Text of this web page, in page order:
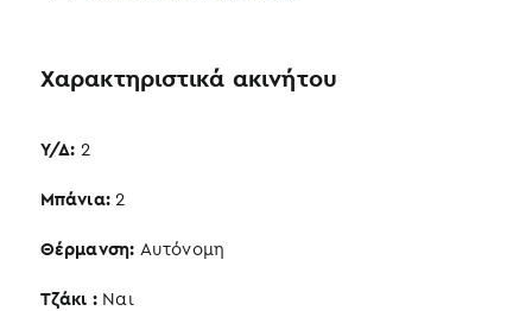
Χαρακτηριστικά ακινήτου
Υ/Δ: 2
Μπάνια:2
Θέρμανση: Αυτόνομη
Τζάκι : Ναι